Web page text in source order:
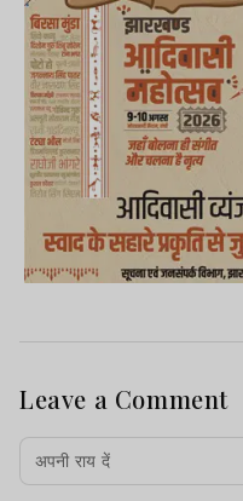
Leave a Comment